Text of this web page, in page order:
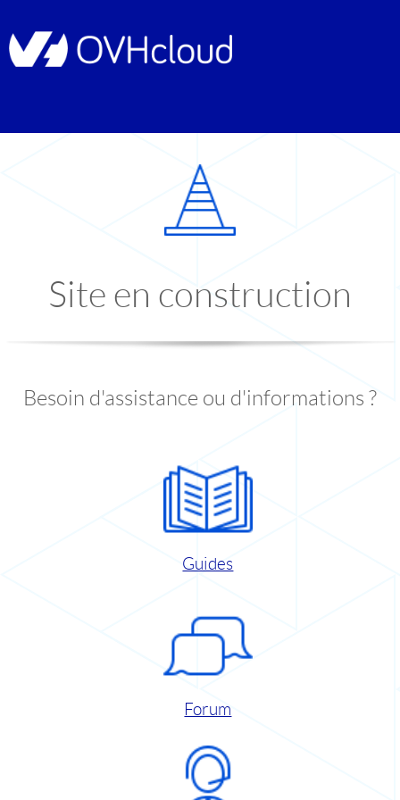
Site en construction
Besoin d'assistance ou d'informations ?
Guides
Forum